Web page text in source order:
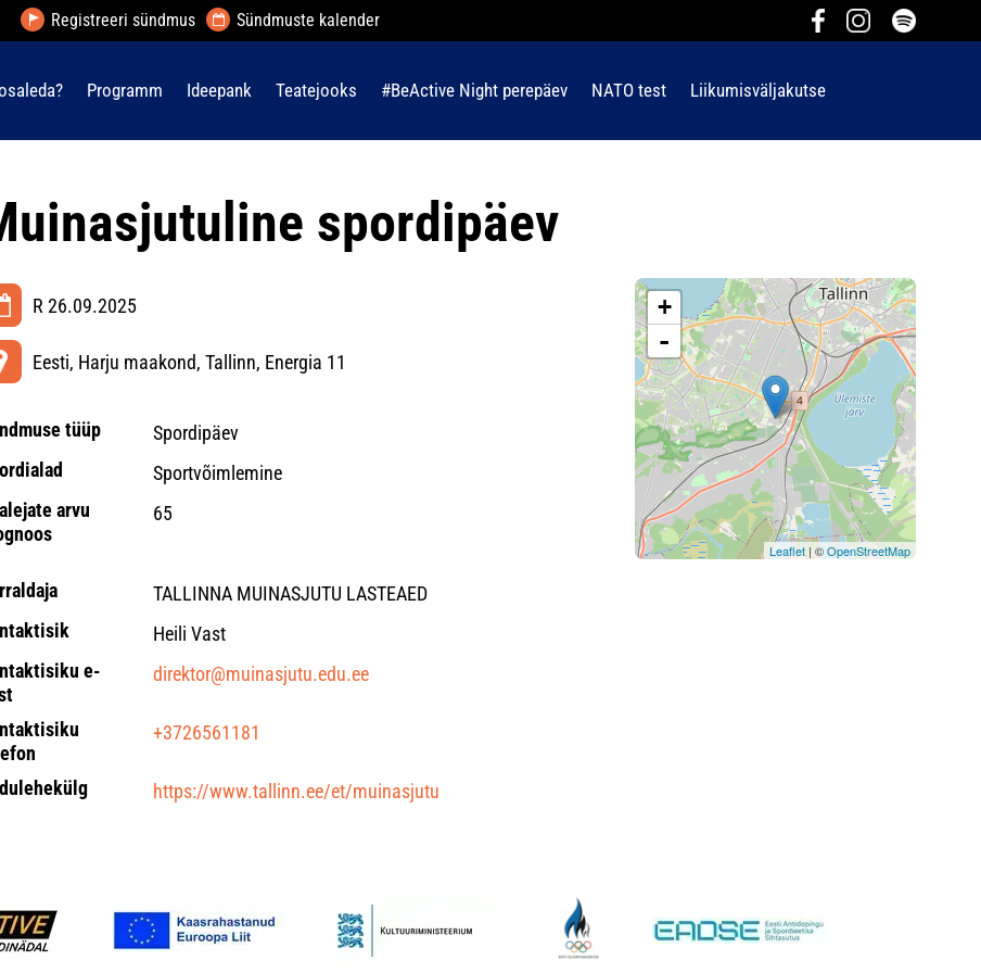
Registreeri sündmus Sündmuste kalender
Programm Ideepank Teatejooks #BeActive Night perepäev NATO test Liikumisväljakutse
spordipäev
R 26.09.2025
Eesti, Harju maakond, Tallinn, Energia 11
tüüp
Spordipäev
Sportvõimlemine
arvu
65
TALLINNA MUINASJUTU LASTEAED
Heili Vast
e-
direktor@muinasjutu.edu.ee
+3726561181
https://www.tallinn.ee/et/muinasjutu
+
-
Leaflet | ©OpenStreetMap